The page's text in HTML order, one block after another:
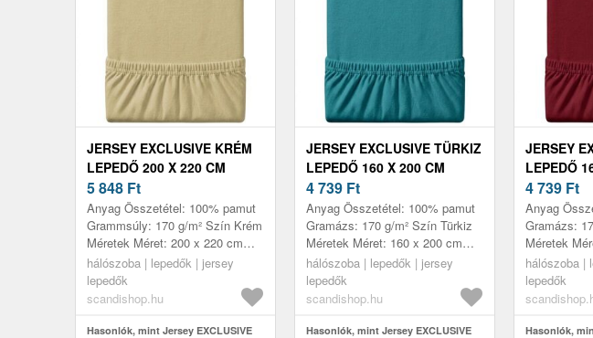
JERSEY EXCLUSIVE KRÉM
LEPEDŐ 200 X 220 CM
5 848 Ft
Anyag Összetétel: 100% pamut
Grammsúly: 170 g/m² Szín Krém
Méretek Méret: 200 x 220 cm
Jellemzők Puhán és erős anyag,
hosszú élettartammal Magas
ru...
hálószoba | lepedők | jersey
lepedők
scandishop.hu
Hasonlók, mint Jersey EXCLUSIVE
JERSEY EXCLUSIVE TÜRKIZ
LEPEDŐ 160 X 200 CM
4 739 Ft
Anyag Összetétel: 100% pamut
Gramázs: 170 g/m² Szín Türkiz
Méretek Méret: 160 x 200 cm
Jellemzők Puha és erős anyag
hosszú élettartammal Magas
ruga...
hálószoba | lepedők | jersey
lepedők
scandishop.hu
Hasonlók, mint Jersey EXCLUSIVE
JERSEY
LEPEDŐ
4 739 Ft
Anyag
Gramázs:
Méretek
Jellemzők
hosszú
ruga...
hálószoba |
lepedők
Hasonlók,